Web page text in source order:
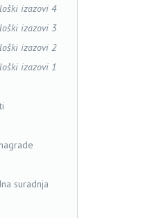
izazovi 4
izazovi 3
izazovi 2
izazovi 1
suradnja